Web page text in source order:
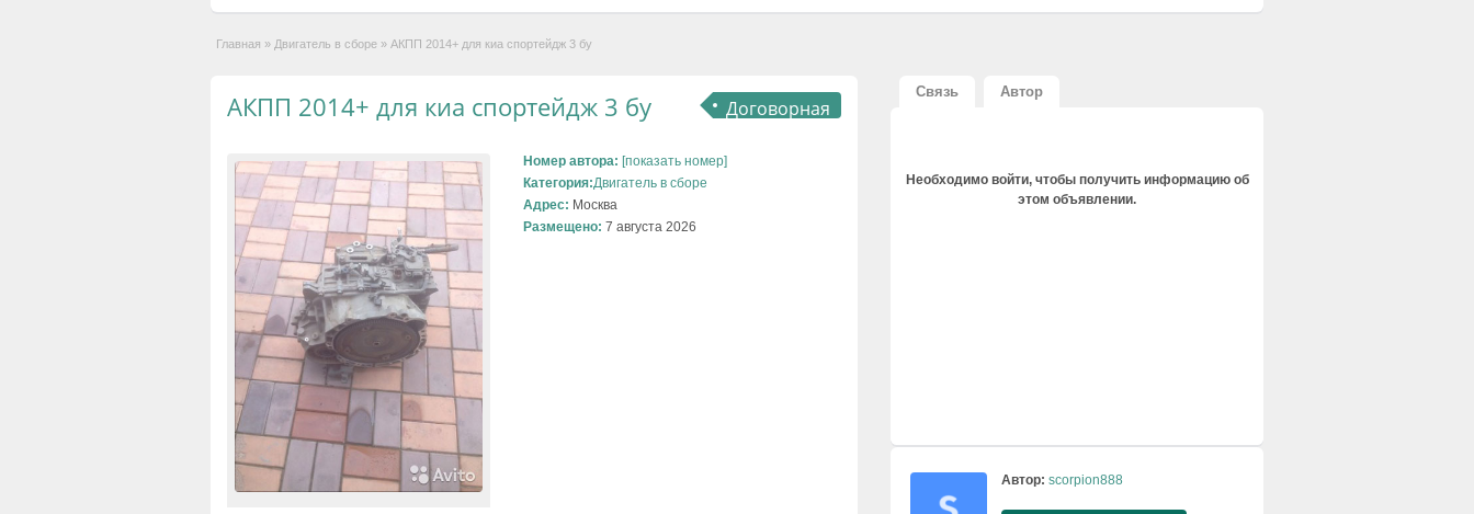
Главная » Двигатель в сборе » АКПП 2014+ для киа спортейдж 3 бу
Договорная
АКПП 2014+ для киа спортейдж 3 бу
Номер автора: [показать номер]
Категория:Двигатель в сборе
Адрес: Москва
Размещено: 7 августа 2026
Связь Автор
Необходимо войти, чтобы получить информацию об
этом объявлении.
Автор: scorpion888